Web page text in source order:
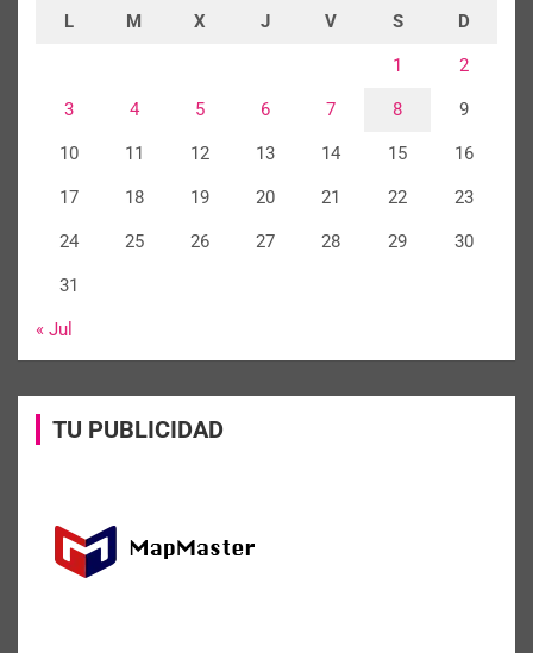
L M X J V S D
1 2
3 4 5 6 7 8 9
10 11 12 13 14 15 16
17 18 19 20 21 22 23
24 25 26 27 28 29 30
31
« Jul
TU PUBLICIDAD